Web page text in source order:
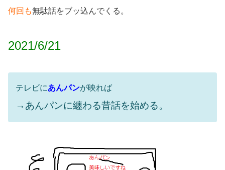
何回も無駄話をブッ込んでくる。
2021/6/21
テレビにあんパンが映れば
→あんパンに纏わる昔話を始める。